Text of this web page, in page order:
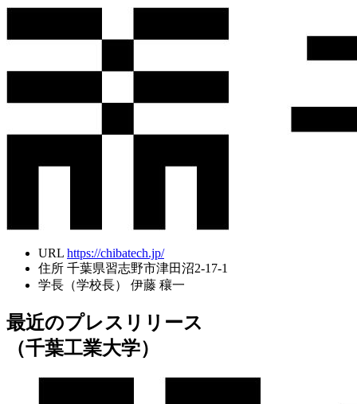
URL https://chibatech.jp/
住所 千葉県習志野市津田沼2-17-1
学長（学校長）
伊藤 穰一
最近のプレスリリース
（千葉工業大学）